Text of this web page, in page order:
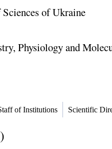
of Ukraine
Physiology and
of Institutions Scientific